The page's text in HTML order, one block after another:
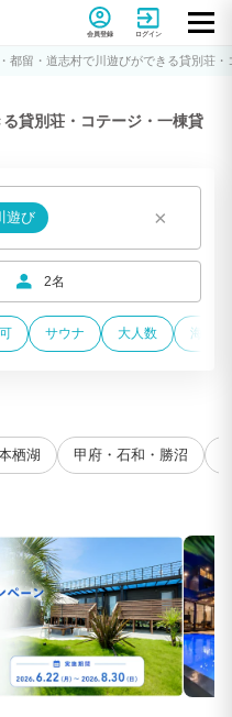
タビルモ)
会員登録 ログイン
都留・道志村で川遊びができる貸別荘
貸別荘・コテージ・一棟貸
遊び ×
2名
サウナ 大人数 海が
栖湖 甲府・石和・勝沼